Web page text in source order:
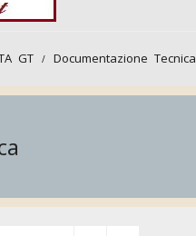
GT Documentazione Tecnica